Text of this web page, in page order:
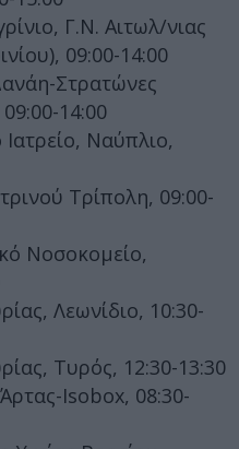
Γ.Ν. Αιτωλ/νιας
09:00-14:00
Στρατώνες
14:00
Ναύπλιο,
Τρίπολη, 09:00-
Νοσοκομείο,
Λεωνίδιο, 10:30-
Τυρός, 12:30-13:30
Isobox, 08:30-